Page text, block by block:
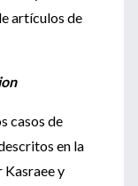
artículos de
casos de
en la
y